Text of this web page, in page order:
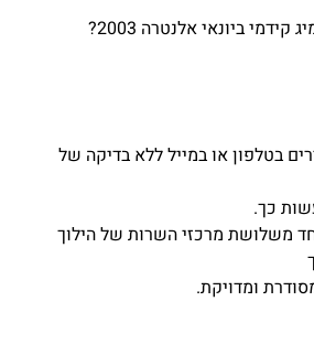
ביונאי אלנטרה 2003?
בטלפון או במייל ללא בדיקה של
כך.
משלושת מרכזי השרות של הילוך
ומדויקת.